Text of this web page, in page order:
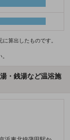
算出したものです。
・銭湯など温浴施